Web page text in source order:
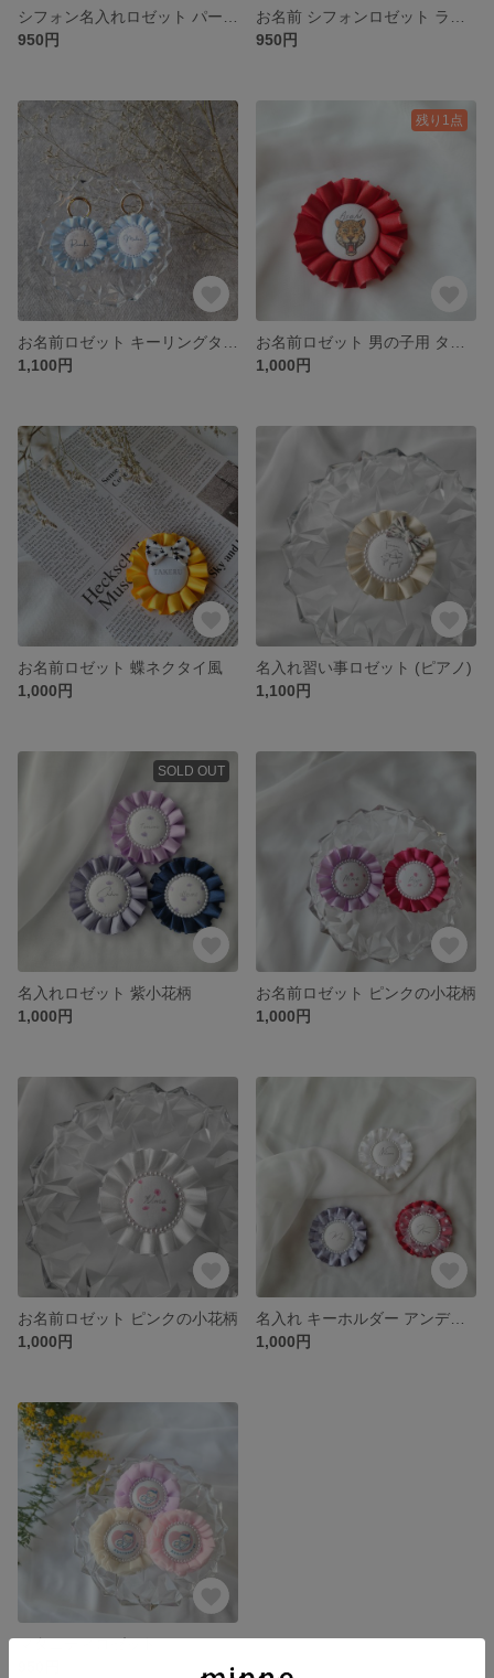
950円
950円
1,100円
残り1点
1,000円
お名前ロゼット 蝶ネクタイ風
1,000円
名入れ習い事ロゼット (ピアノ)
1,100円
SOLD OUT
名入れロゼット 紫小花柄
1,000円
お名前ロゼット ピンクの小花柄
1,000円
お名前ロゼット ピンクの小花柄
1,000円
1,000円
マタニティロゼット